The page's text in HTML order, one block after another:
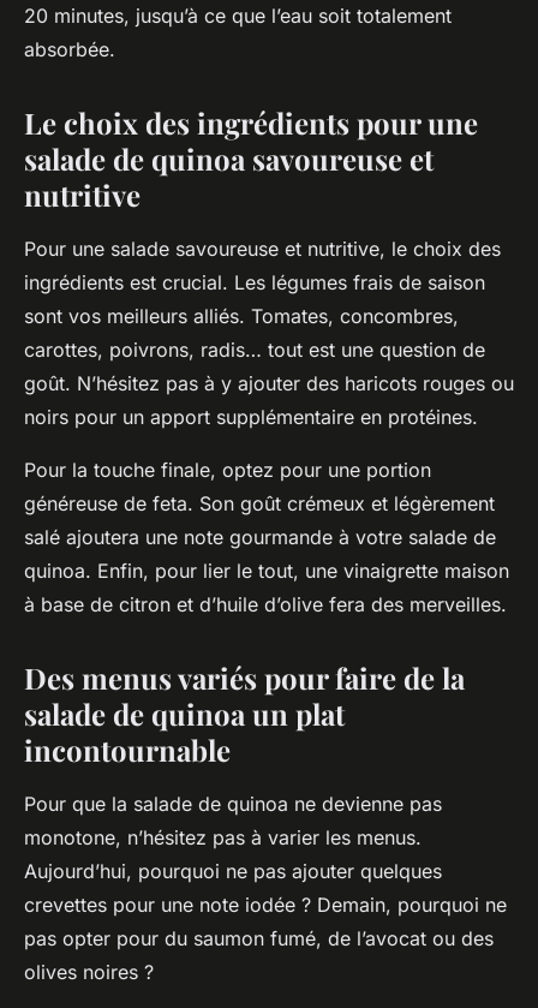
20 minutes, jusqu’à ce que l’eau soit totalement
absorbée.
Le choix des ingrédients pour une
salade de quinoa savoureuse et
nutritive
Pour une salade savoureuse et nutritive, le choix des
ingrédients est crucial. Les légumes frais de saison
sont vos meilleurs alliés. Tomates, concombres,
carottes, poivrons, radis… tout est une question de
goût. N’hésitez pas à y ajouter des haricots rouges ou
noirs pour un apport supplémentaire en protéines.
Pour la touche finale, optez pour une portion
généreuse de feta. Son goût crémeux et légèrement
salé ajoutera une note gourmande à votre salade de
quinoa. Enfin, pour lier le tout, une vinaigrette maison
à base de citron et d’huile d’olive fera des merveilles.
Des menus variés pour faire de la
salade de quinoa un plat
incontournable
Pour que la salade de quinoa ne devienne pas
monotone, n’hésitez pas à varier les menus.
Aujourd’hui, pourquoi ne pas ajouter quelques
crevettes pour une note iodée ? Demain, pourquoi ne
pas opter pour du saumon fumé, de l’avocat ou des
olives noires ?